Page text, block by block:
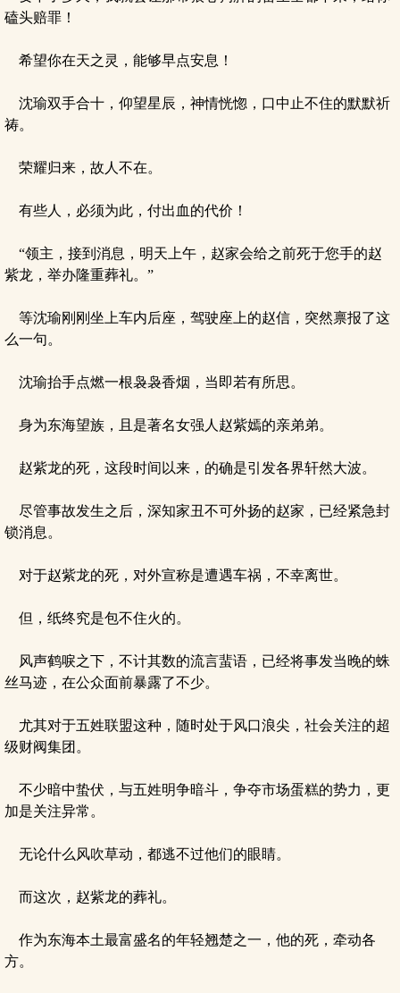
磕头赔罪！
希望你在天之灵，能够早点安息！
沈瑜双手合十，仰望星辰，神情恍惚，口中止不住的默默祈
祷。
荣耀归来，故人不在。
有些人，必须为此，付出血的代价！
“领主，接到消息，明天上午，赵家会给之前死于您手的赵
紫龙，举办隆重葬礼。”
等沈瑜刚刚坐上车内后座，驾驶座上的赵信，突然禀报了这
么一句。
沈瑜抬手点燃一根袅袅香烟，当即若有所思。
身为东海望族，且是著名女强人赵紫嫣的亲弟弟。
赵紫龙的死，这段时间以来，的确是引发各界轩然大波。
尽管事故发生之后，深知家丑不可外扬的赵家，已经紧急封
锁消息。
对于赵紫龙的死，对外宣称是遭遇车祸，不幸离世。
但，纸终究是包不住火的。
风声鹤唳之下，不计其数的流言蜚语，已经将事发当晚的蛛
丝马迹，在公众面前暴露了不少。
尤其对于五姓联盟这种，随时处于风口浪尖，社会关注的超
级财阀集团。
不少暗中蛰伏，与五姓明争暗斗，争夺市场蛋糕的势力，更
加是关注异常。
无论什么风吹草动，都逃不过他们的眼睛。
而这次，赵紫龙的葬礼。
作为东海本土最富盛名的年轻翘楚之一，他的死，牵动各
方。